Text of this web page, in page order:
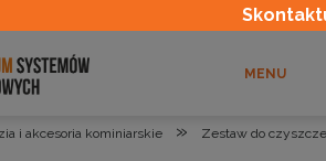
MENU
i akcesoria kominiarskie » Zestaw do